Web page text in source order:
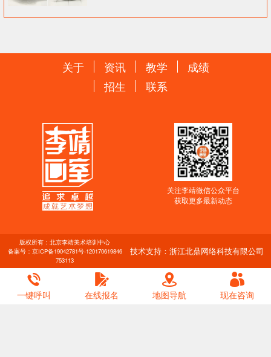
一键呼叫 在线报名 地图导航 现在咨询
关于 资讯 教学
成绩
招生
联系
关注李靖微信公众平台
获取更多最新动态
版权所有：北京李靖美术培训中心
备案号： 京ICP备19042781号-120170619846
753113
技术支持：浙江北鼎网络科技有限公司